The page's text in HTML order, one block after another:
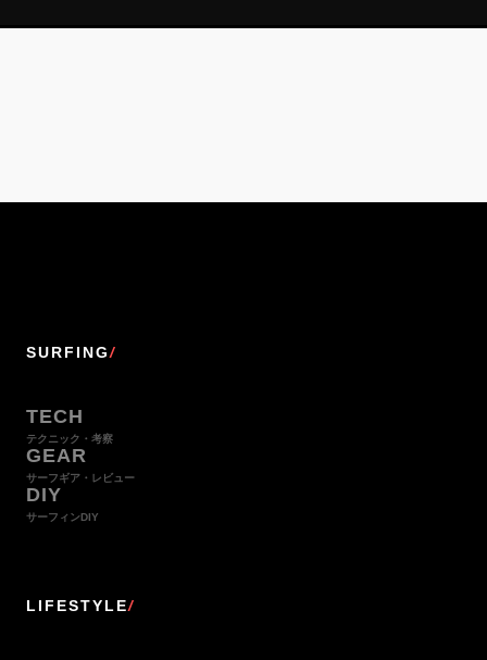
SURFING/
TECH
テクニック・考察
GEAR
サーフギア・レビュー
DIY
サーフィンDIY
LIFESTYLE/